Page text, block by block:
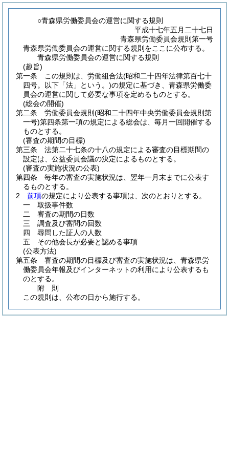
○青森県労働委員会の運営に関する規則
平成十七年五月二十七日
青森県労働委員会規則第一号
青森県労働委員会の運営に関する規則をここに公布する。
青森県労働委員会の運営に関する規則
(趣旨)
第一条
この規則は、労働組合法(昭和二十四年法律第百七十
四号。以下「法」という。)の規定に基づき、青森県労働委
員会の運営に関して必要な事項を定めるものとする。
(総会の開催)
第二条
労働委員会規則 (昭和二十四年中央労働委員会規則第
一号)第四条第一項の規定による総会は、毎月一回開催する
ものとする。
(審査の期間の目標)
第三条
法第二十七条の十八の規定による審査の目標期間の
設定は、公益委員会議の決定によるものとする。
(審査の実施状況の公表)
第四条
毎年の審査の実施状況は、翌年一月末までに公表す
るものとする。
2
前項の規定により公表する事項は、次のとおりとする。
一
取扱事件数
二
審査の期間の日数
三
調査及び審問の回数
四
尋問した証人の人数
五
その他会長が必要と認める事項
(公表方法)
第五条
審査の期間の目標及び審査の実施状況は、青森県労
働委員会年報及びインターネットの利用により公表するも
のとする。
附 則
この規則は、公布の日から施行する。